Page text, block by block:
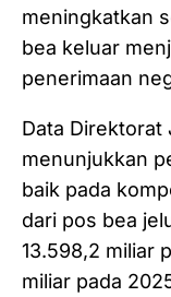
meningkatkan
bea keluar
penerimaan
Data Direktorat
menunjukkan
baik pada
dari pos bea
13.598,2 miliar
miliar pada